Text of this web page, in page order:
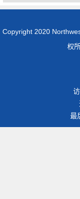
Copyright 2020
权
最